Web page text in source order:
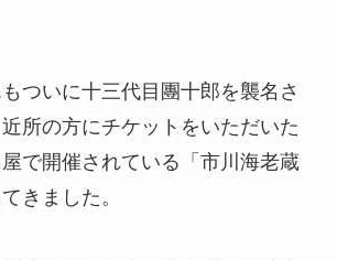
ついに十三代目團十郎を襲名さ
所の方にチケットをいただいた
で開催されている「市川海老蔵
きました。